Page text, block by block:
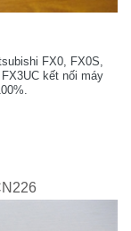
FX0, FX0S,
kết nối máy